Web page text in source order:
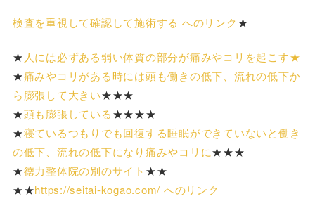
検査を重視して確認して施術する へのリンク★
★ 人には必ずある弱い体質の部分が痛みやコリを起こす★
★痛みやコリがある時には頭も働きの低下、流れの低下か
ら膨張して大きい★★★
★頭も膨張している★★★★
★寝ているつもりでも回復する睡眠ができていないと働き
の低下、流れの低下になり痛みやコリに★★★
★徳力整体院の別のサイト ★★
★★https://seitai-kogao.com/ へのリンク